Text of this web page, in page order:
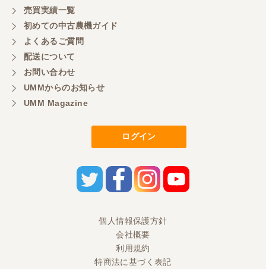
売買実績一覧
初めての中古農機ガイド
よくあるご質問
配送について
お問い合わせ
UMMからのお知らせ
UMM Magazine
ログイン
個人情報保護方針
会社概要
利用規約
特商法に基づく表記